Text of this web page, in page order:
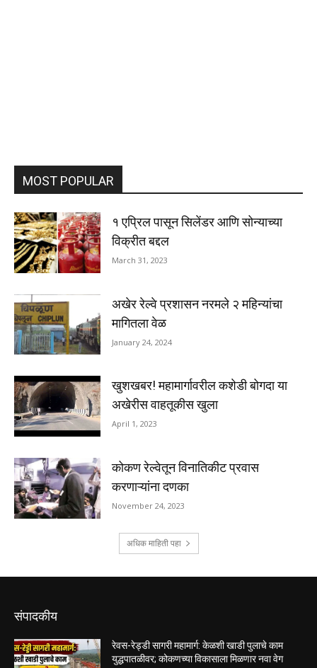
संपादकीय
रेवस-रेड्डी सागरी महामार्ग: केळशी खाडी पुलाचे काम
युद्धपातळीवर; कोकणच्या विकासाला मिळणार नवा वेग